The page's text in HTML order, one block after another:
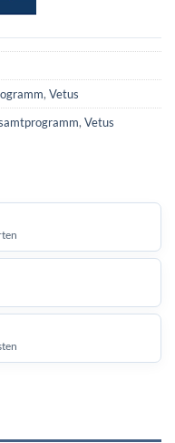
, Vetus
, Vetus